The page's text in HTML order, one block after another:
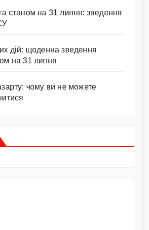
станом на 31 липня: зведення
дій: щоденна зведення
на 31 липня
чому ви не можете